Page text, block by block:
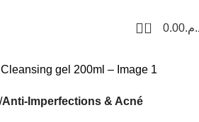
0
0.00
Anti-Imperfections & Acné